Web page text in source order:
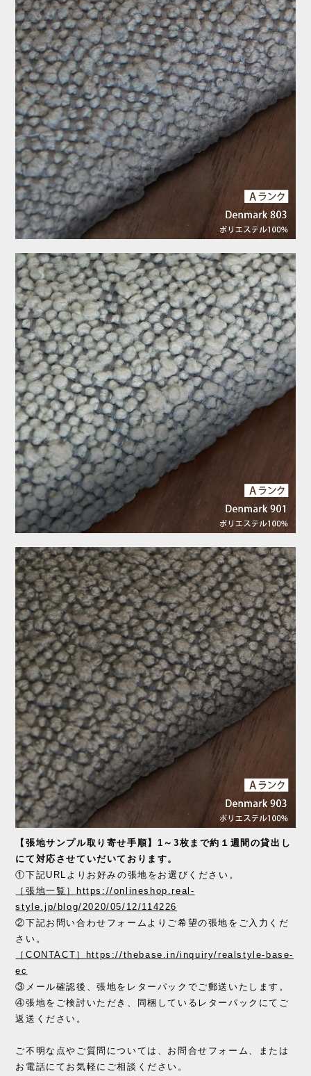
【張地サンプル取り寄せ手順】1～3枚まで約１週間の貸出し
にて対応させていだいております。
①下記URLよりお好みの張地をお選びください。
［張地一覧］https://onlineshop.real-
style.jp/blog/2020/05/12/114226
②下記お問い合わせフォームよりご希望の張地をご入力くだ
さい。
［CONTACT］https://thebase.in/inquiry/realstyle-base-
ec
③メール確認後、張地をレターパックでご郵送いたします。
④張地をご検討いただき、同梱しているレターパックにてご
返送ください。
ご不明な点やご質問については、お問合せフォーム、または
お電話にてお気軽にご相談ください。